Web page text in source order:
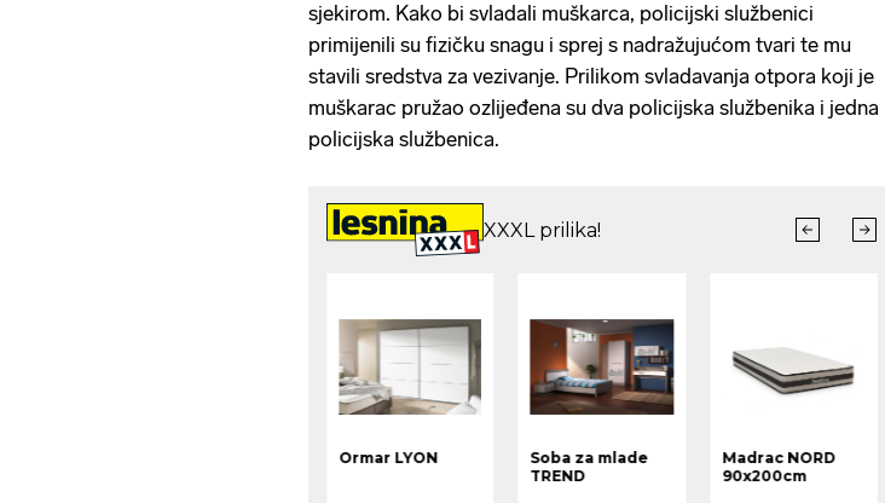
sjekirom. Kako bi svladali muškarca, policijski službenici
primijenili su fizičku snagu i sprej s nadražujućom tvari te mu
stavili sredstva za vezivanje. Prilikom svladavanja otpora koji je
muškarac pružao ozlijeđena su dva policijska službenika i jedna
policijska službenica.